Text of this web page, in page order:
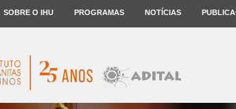
SOBRE O IHU PROGRAMAS NOTÍCIAS